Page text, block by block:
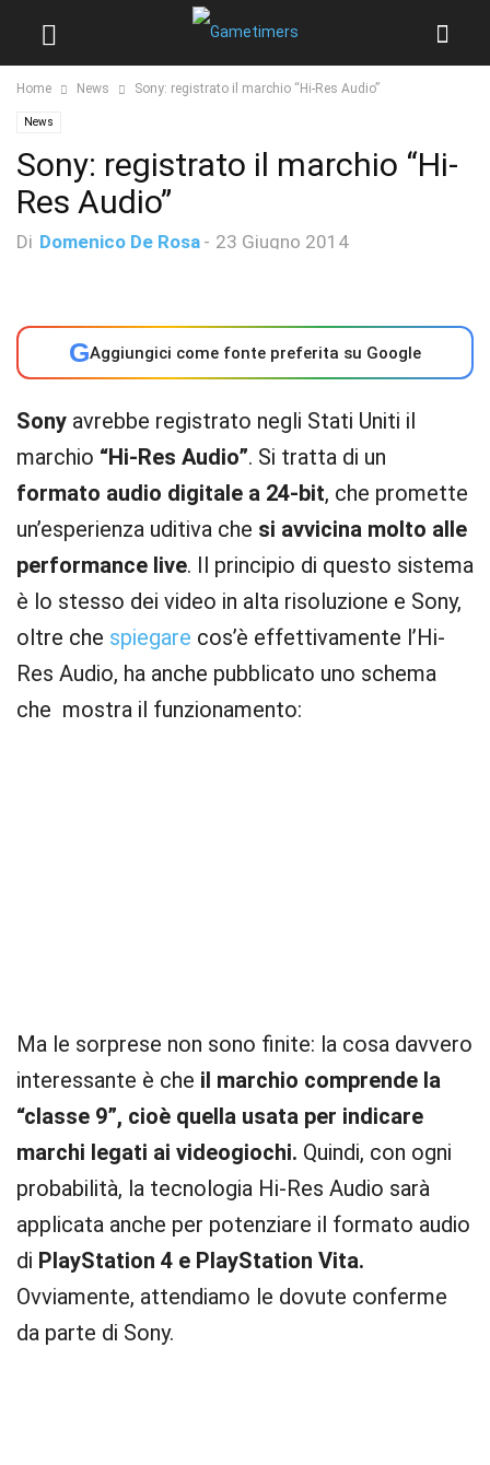
Home News Sony: registrato il marchio “Hi-Res Audio”
News
Sony: registrato il marchio “Hi-
Res Audio”
Di Domenico De Rosa - 23 Giugno 2014
GAggiungici come fonte preferita su Google
Sony avrebbe registrato negli Stati Uniti il
marchio “Hi-Res Audio”. Si tratta di un
formato audio digitale a 24-bit, che promette
un’esperienza uditiva che si avvicina molto alle
performance live. Il principio di questo sistema
è lo stesso dei video in alta risoluzione e Sony,
oltre che spiegare cos’è effettivamente l’Hi-
Res Audio, ha anche pubblicato uno schema
che mostra il funzionamento:
Ma le sorprese non sono finite: la cosa davvero
interessante è che il marchio comprende la
“classe 9”, cioè quella usata per indicare
marchi legati ai videogiochi. Quindi, con ogni
probabilità, la tecnologia Hi-Res Audio sarà
applicata anche per potenziare il formato audio
di PlayStation 4 e PlayStation Vita.
Ovviamente, attendiamo le dovute conferme
da parte di Sony.